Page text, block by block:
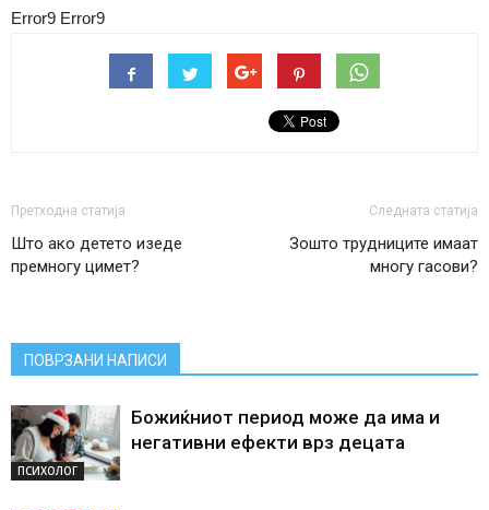
Error9 Error9
Претходна статија
Што ако детето изеде
премногу цимет?
Следната статија
Зошто трудниците имаат
многу гасови?
ПОВРЗАНИ НАПИСИ
ПСИХОЛОГ
Божиќниот период може да има и
негативни ефекти врз децата